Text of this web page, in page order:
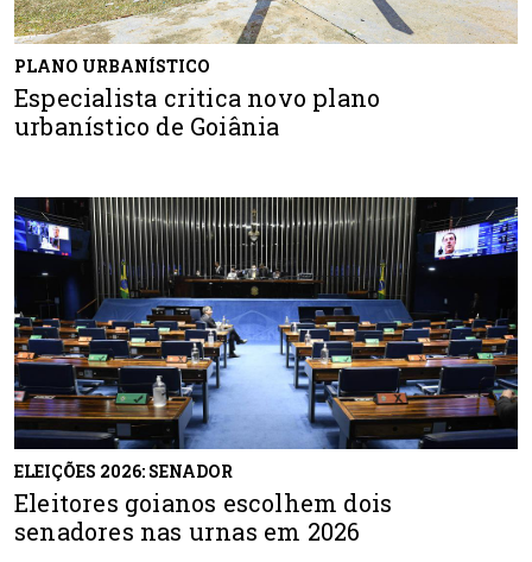
PLANO URBANÍSTICO
Especialista critica novo plano
urbanístico de Goiânia
ELEIÇÕES 2026: SENADOR
Eleitores goianos escolhem dois
senadores nas urnas em 2026